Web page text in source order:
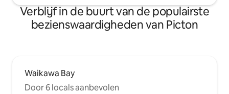
Verblijf in de buurt van de populairste
bezienswaardigheden van Picton
Waikawa Bay
Door 6 locals aanbevolen